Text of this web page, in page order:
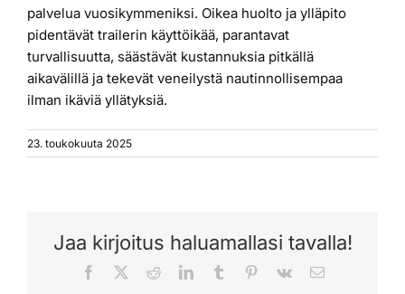
palvelua vuosikymmeniksi. Oikea huolto ja ylläpito
pidentävät trailerin käyttöikää, parantavat
turvallisuutta, säästävät kustannuksia pitkällä
aikavälillä ja tekevät veneilystä nautinnollisempaa
ilman ikäviä yllätyksiä.
23. toukokuuta 2025
Jaa kirjoitus haluamallasi tavalla!
Facebook RedditLinkedInTumblr Pinterest
Vk Sähköposti